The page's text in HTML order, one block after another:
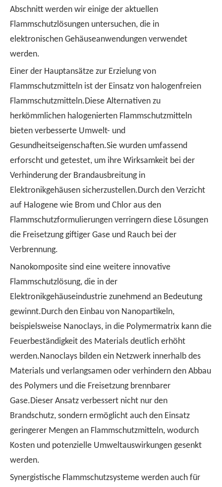
Abschnitt werden wir einige der aktuellen
Flammschutzlösungen untersuchen, die in
elektronischen Gehäuseanwendungen verwendet
werden.
Einer der Hauptansätze zur Erzielung von
Flammschutzmitteln ist der Einsatz von halogenfreien
Flammschutzmitteln.Diese Alternativen zu
herkömmlichen halogenierten Flammschutzmitteln
bieten verbesserte Umwelt- und
Gesundheitseigenschaften.Sie wurden umfassend
erforscht und getestet, um ihre Wirksamkeit bei der
Verhinderung der Brandausbreitung in
Elektronikgehäusen sicherzustellen.Durch den Verzicht
auf Halogene wie Brom und Chlor aus den
Flammschutzformulierungen verringern diese Lösungen
die Freisetzung giftiger Gase und Rauch bei der
Verbrennung.
Nanokomposite sind eine weitere innovative
Flammschutzlösung, die in der
Elektronikgehäuseindustrie zunehmend an Bedeutung
gewinnt.Durch den Einbau von Nanopartikeln,
beispielsweise Nanoclays, in die Polymermatrix kann die
Feuerbeständigkeit des Materials deutlich erhöht
werden.Nanoclays bilden ein Netzwerk innerhalb des
Materials und verlangsamen oder verhindern den Abbau
des Polymers und die Freisetzung brennbarer
Gase.Dieser Ansatz verbessert nicht nur den
Brandschutz, sondern ermöglicht auch den Einsatz
geringerer Mengen an Flammschutzmitteln, wodurch
Kosten und potenzielle Umweltauswirkungen gesenkt
werden.
Synergistische Flammschutzsysteme werden auch für